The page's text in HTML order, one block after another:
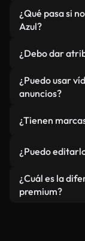
Todo está
No si
para web,
métricas
¿Qué pasa si
Azul?
Studio.
atardecer", y
conforme a
¿Debo dar
No es
biblioteca son
¿Puedo usar
anuncios?
monetizados y
¿Tienen
agua.
cada descarga.
¿Puedo
Sí. Eres libre
vídeos. Solo
¿Cuál es la
premium?